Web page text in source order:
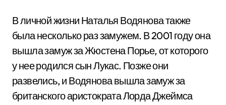
В личной жизни Наталья Водянова также
была несколько раз замужем. В 2001 году она
вышла замуж за Жюстена Порье, от которого
у нее родился сын Лукас. Позже они
развелись, и Водянова вышла замуж за
британского аристократа Лорда Джеймса